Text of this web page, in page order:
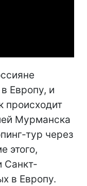
Европу, и
происходит
Мурманска
тур через
этого,
Санкт-
в Европу.